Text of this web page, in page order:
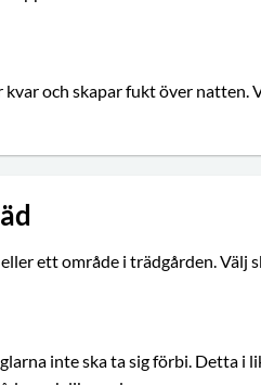
och skapar fukt över natten.
ett område i trädgården. Välj
inte ska ta sig förbi. Detta i